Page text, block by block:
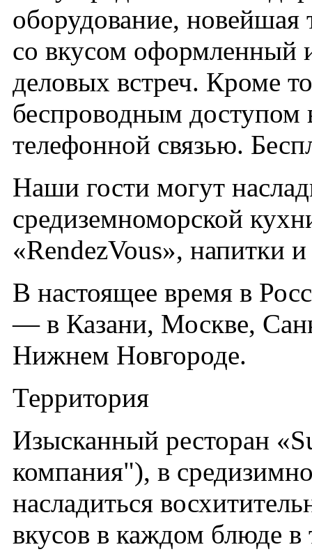
оборудование, новейшая
со вкусом оформленный
деловых встреч. Кроме
беспроводным доступом
телефонной связью.
Наши гости могут
средиземноморской
«RendezVous», напитки
В настоящее время в
— в Казани, Москве,
Нижнем Новгороде.
Территория
Изысканный ресторан
компания"), в
насладиться
вкусов в каждом блюде в